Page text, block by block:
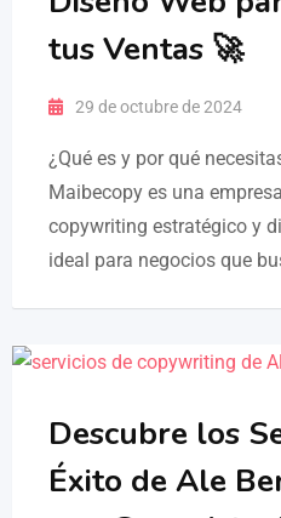
tus Ventas 🚀
29 de octubre de 2024
¿Qué es y por qué
Maibecopy es una
copywriting estratégico y
ideal para negocios que
Descubre los
Éxito de Ale